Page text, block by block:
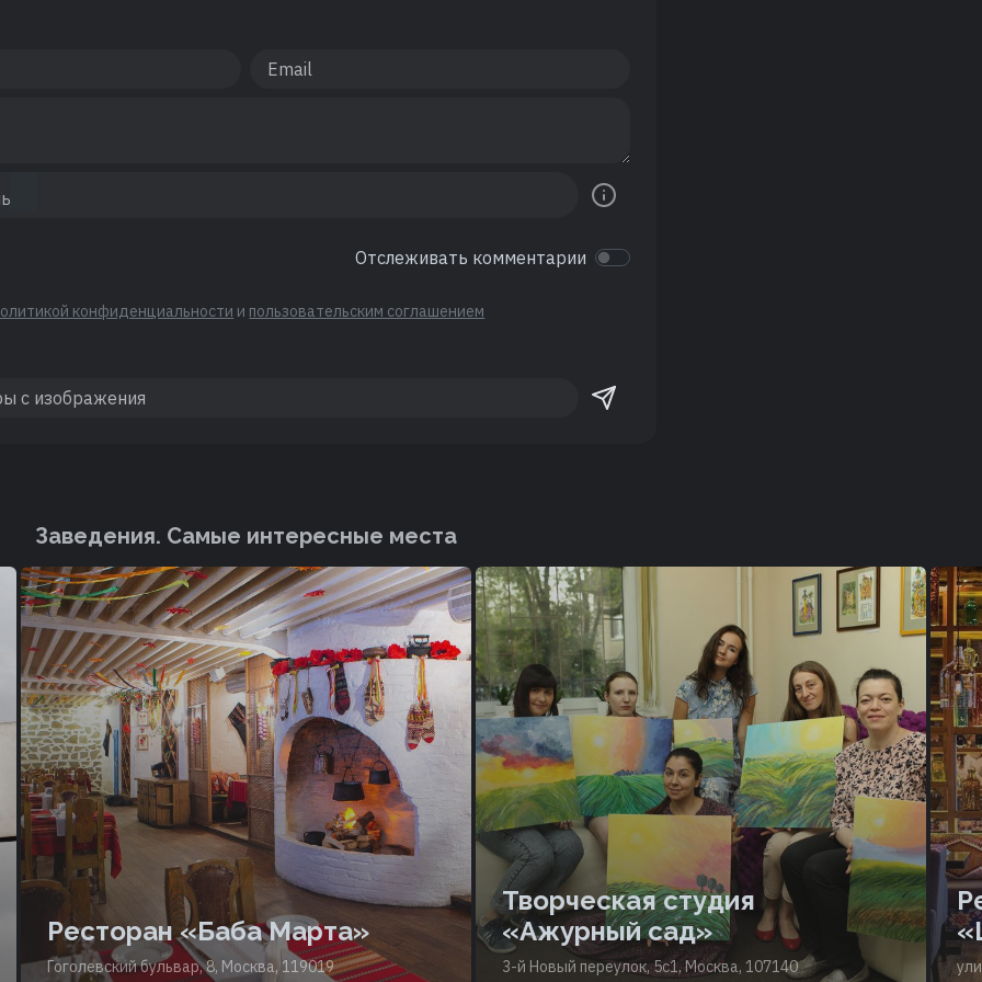
Отслеживать комментарии
конфиденциальности и пользовательским соглашением
Заведения. Cамые интересные места
Ресторан «Баба Марта»
Гоголевский бульвар, 8, Москва, 119019
Творческая студия
«Ажурный сад»
3-й Новый переулок, 5с1, Москва, 107140